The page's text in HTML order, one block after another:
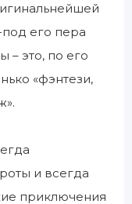
его пера
– это, по его
«фэнтези,
и всегда
приключения